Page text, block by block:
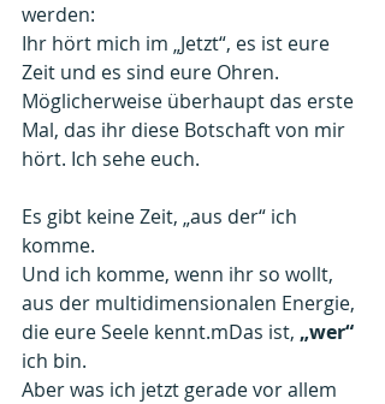
werden:
Ihr hört mich im „Jetzt“, es ist eure
Zeit und es sind eure Ohren.
Möglicherweise überhaupt das erste
Mal, das ihr diese Botschaft von mir
hört. Ich sehe euch.
Es gibt keine Zeit, „aus der“ ich
komme.
Und ich komme, wenn ihr so wollt,
aus der multidimensionalen Energie,
die eure Seele kennt.mDas ist, „wer“
ich bin.
Aber was ich jetzt gerade vor allem